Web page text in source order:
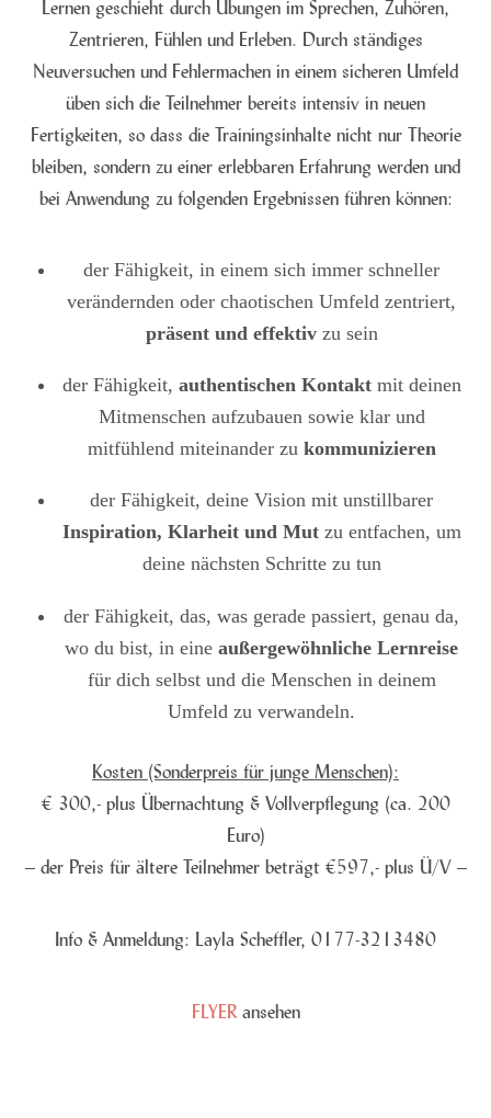
Lernen geschieht durch Übungen im Sprechen, Zuhören,
Zentrieren, Fühlen und Erleben. Durch ständiges
Neuversuchen und Fehlermachen in einem sicheren Umfeld
üben sich die Teilnehmer bereits intensiv in neuen
Fertigkeiten, so dass die Trainingsinhalte nicht nur Theorie
bleiben, sondern zu einer erlebbaren Erfahrung werden und
bei Anwendung zu folgenden Ergebnissen führen können:
der Fähigkeit, in einem sich immer schneller
verändernden oder chaotischen Umfeld zentriert,
präsent und effektivzu sein
der Fähigkeit, authentischen Kontaktmit deinen
Mitmenschen aufzubauen sowie klar und
mitfühlend miteinander zu kommunizieren
der Fähigkeit, deine Vision mit unstillbarer
Inspiration, Klarheit und Mutzu entfachen, um
deine nächsten Schritte zu tun
der Fähigkeit, das, was gerade passiert, genau da,
wo du bist, in eineaußergewöhnliche Lernreise
für dich selbst und die Menschen in deinem
Umfeld zu verwandeln.
Kosten (Sonderpreis für junge Menschen):
€ 300,- plus Übernachtung & Vollverpflegung (ca. 200
Euro)
– der Preis für ältere Teilnehmer beträgt €597,- plus Ü/V –
Info & Anmeldung: Layla Scheffler, 0177-3213480
FLYERansehen